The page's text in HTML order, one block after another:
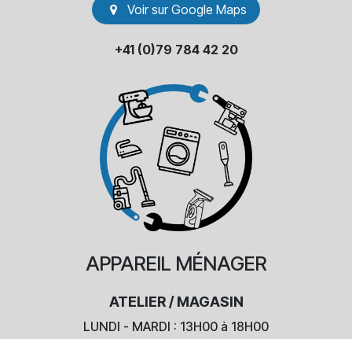
Voir sur Go​​ogle Maps
+41 (0)79 784 42 20
APPAREIL MÉNAGER
ATELIER / MAGASIN
LUNDI - MARDI : 13H00 à 18H00